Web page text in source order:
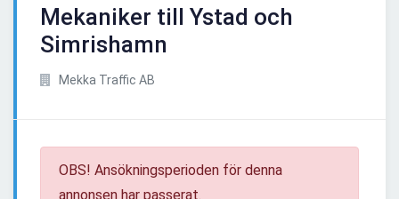
Mekaniker till Ystad och
Simrishamn
Mekka Traffic AB
OBS! Ansökningsperioden för denna
annonsen har passerat.